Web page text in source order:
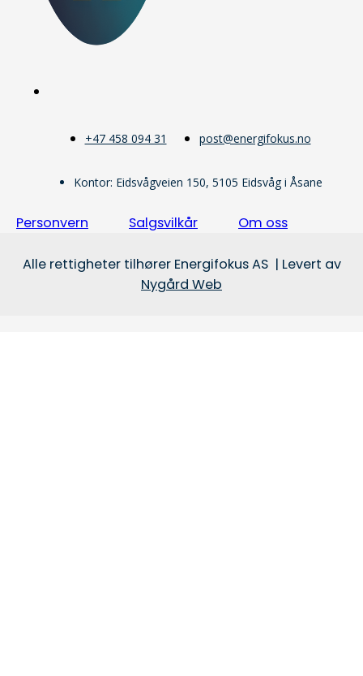
+47 458 094 31 post@energifokus.no
Kontor: Eidsvågveien 150, 5105 Eidsvåg i Åsane
Personvern Salgsvilkår Om oss
Alle rettigheter tilhører Energifokus AS | Levert av
Nygård Web